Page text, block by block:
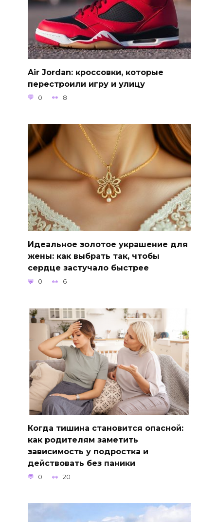
Air Jordan: кроссовки, которые
перестроили игру и улицу
0 8
Идеальное золотое украшение для
жены: как выбрать так, чтобы
сердце застучало быстрее
0 6
Когда тишина становится опасной:
как родителям заметить
зависимость у подростка и
действовать без паники
0 20